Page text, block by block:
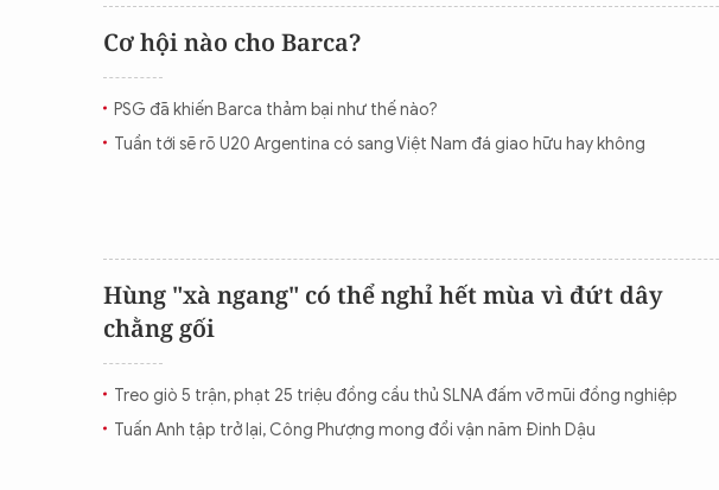
Cơ hội nào cho Barca?
PSG đã khiến Barca thảm bại như thế nào?
Tuần tới sẽ rõ U20 Argentina có sang Việt Nam đá giao hữu hay không
Hùng "xà ngang" có thể nghỉ hết mùa vì đứt dây
chằng gối
Treo giò 5 trận, phạt 25 triệu đồng cầu thủ SLNA đấm vỡ mũi đồng nghiệp
Tuấn Anh tập trở lại, Công Phượng mong đổi vận năm Đinh Dậu